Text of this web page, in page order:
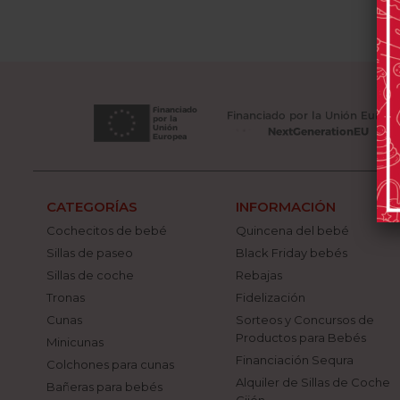
CATEGORÍAS
Cochecitos de bebé
Sillas de paseo
Sillas de coche
Tronas
Cunas
Minicunas
Colchones para cunas
Bañeras para bebés
INFORMACIÓN
Quincena del bebé
Black Friday bebés
Rebajas
Fidelización
Sorteos y Concursos de
Productos para Bebés
Financiación Sequra
Alquiler de Sillas de Coche